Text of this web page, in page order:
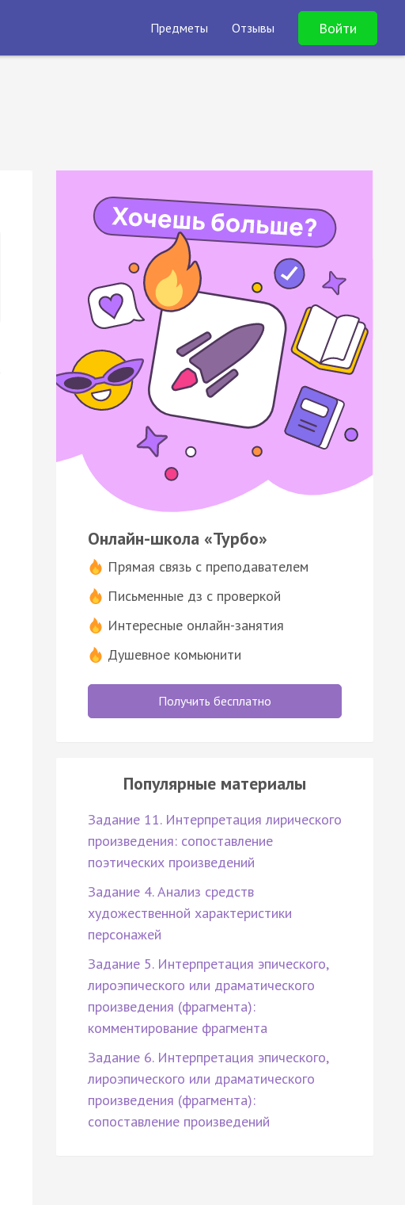
Предметы Отзывы Войти
Онлайн-школа «Турбо»
Прямая связь с преподавателем
Письменные дз с проверкой
Интересные онлайн-занятия
Душевное комьюнити
Получить бесплатно
Популярные материалы
Задание 11. Интерпретация лирического
произведения: сопоставление
поэтических произведений
Задание 4. Анализ средств
художественной характеристики
персонажей
Задание 5. Интерпретация эпического,
лироэпического или драматического
произведения (фрагмента):
комментирование фрагмента
Задание 6. Интерпретация эпического,
лироэпического или драматического
произведения (фрагмента):
сопоставление произведений